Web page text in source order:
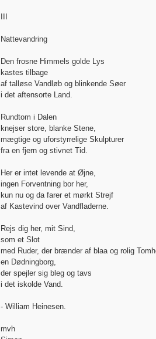
Nattevandring
Den frosne Himmels golde Lys
kastes tilbage
af talløse Vandløb og blinkende Søer
i det aftensorte Land.
Rundtom i Dalen
knejser store, blanke Stene,
mægtige og uforstyrrelige Skulpturer
fra en fjern og stivnet Tid.
Her er intet levende at Øjne,
ingen Forventning bor her,
kun nu og da farer et mørkt Strejf
af Kastevind over Vandfladerne.
Rejs dig her, mit Sind,
som et Slot
med Ruder, der brænder af blaa og rolig
en Dødningborg,
der spejler sig bleg og tavs
i det iskolde Vand.
- William Heinesen.
mvh